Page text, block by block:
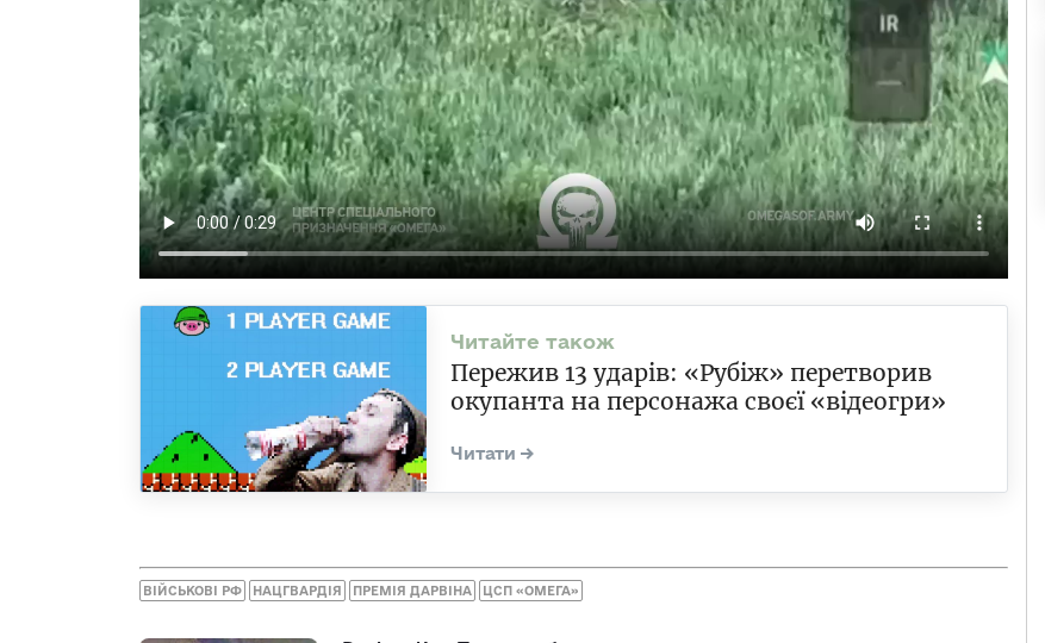
Пережив 13 ударів: «Рубіж» перетворив
окупанта на персонажа своєї «відеогри»
ВІЙСЬКОВІ РФ НАЦГВАРДІЯ ПРЕМІЯ ДАРВІНА ЦСП «ОМЕГА»